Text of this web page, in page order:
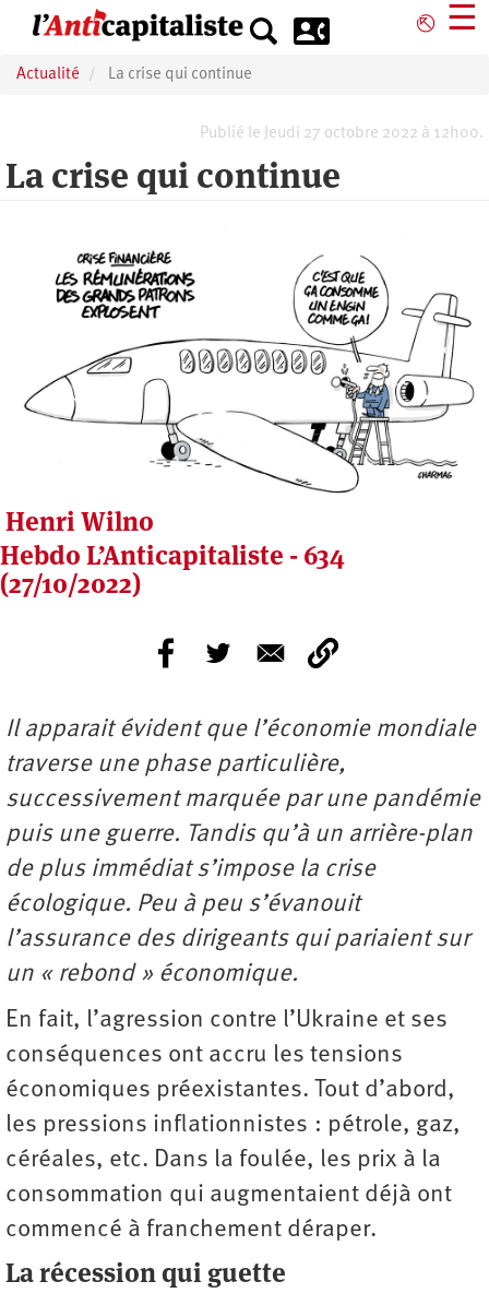
principal
⎋ ☰
Actualité La crise qui continue
Publié le Jeudi 27 octobre 2022 à 12h00.
La crise qui continue
Henri Wilno
Hebdo L’Anticapitaliste - 634
(27/10/2022)
Il apparait évident que l’économie mondiale
traverse une phase particulière,
successivement marquée par une pandémie
puis une guerre. Tandis qu’à un arrière-plan
de plus immédiat s’impose la crise
écologique. Peu à peu s’évanouit
l’assurance des dirigeants qui pariaient sur
un « rebond » économique.
En fait, l’agression contre l’Ukraine et ses
conséquences ont accru les tensions
économiques préexistantes. Tout d’abord,
les pressions inflationnistes : pétrole, gaz,
céréales, etc. Dans la foulée, les prix à la
consommation qui augmentaient déjà ont
commencé à franchement déraper.
La récession qui guette